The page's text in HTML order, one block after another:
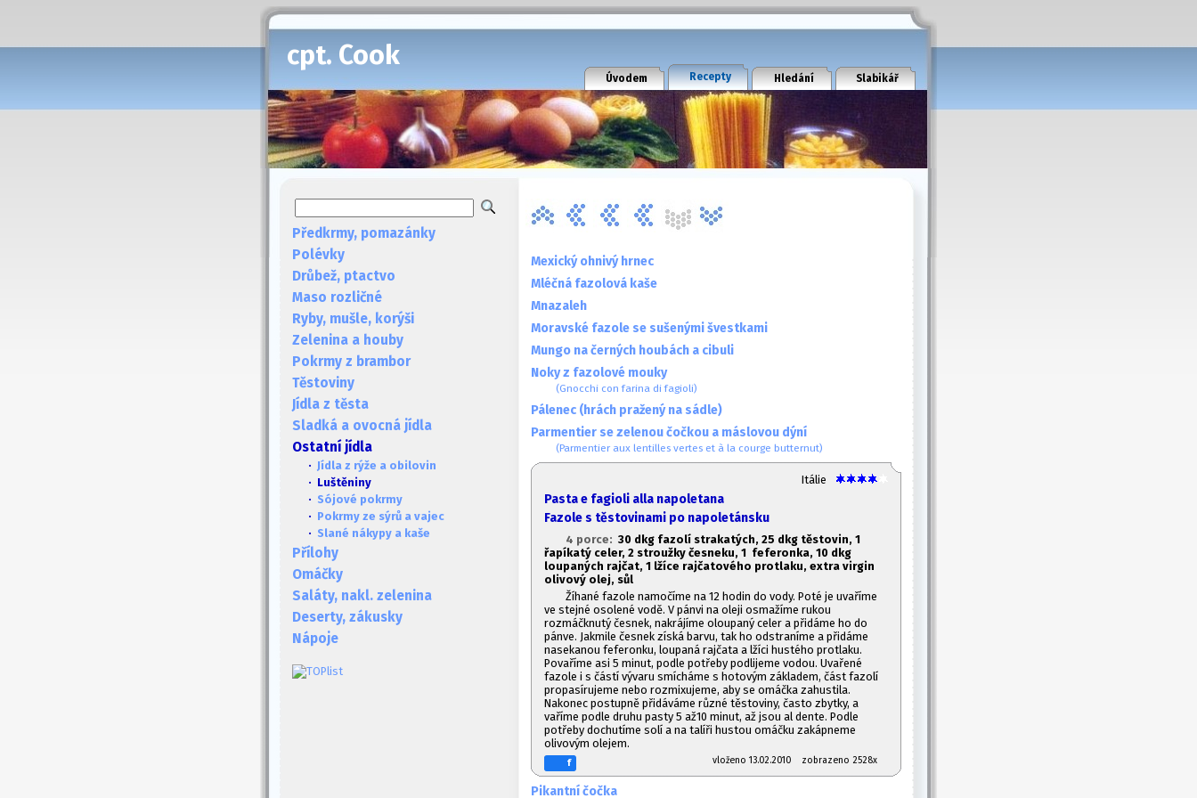
cpt. Cook
Úvodem Recepty Hledání Slabikář
Předkrmy, pomazánky
Polévky
Drůbež, ptactvo
Maso rozličné
Ryby, mušle, korýši
Zelenina a houby
Pokrmy z brambor
Těstoviny
Jídla z těsta
Sladká a ovocná jídla
Ostatní jídla
· Jídla z rýže a obilovin
· Luštěniny
· Sójové pokrmy
· Pokrmy ze sýrů a vajec
· Slané nákypy a kaše
Přílohy
Omáčky
Saláty, nakl. zelenina
Deserty, zákusky
Nápoje
Mexický ohnivý hrnec
Mléčná fazolová kaše
Mnazaleh
Moravské fazole se sušenými švestkami
Mungo na černých houbách a cibuli
Noky z fazolové mouky
(Gnocchi con farina di fagioli)
Pálenec (hrách pražený na sádle)
Parmentier se zelenou čočkou a máslovou dýní
(Parmentier aux lentilles vertes et à la courge butternut)
Itálie
Pasta e fagioli alla napoletana
Fazole s těstovinami po napoletánsku
4 porce: 30 dkg fazolí strakatých, 25 dkg těstovin, 1
řapíkatý celer, 2 stroužky česneku, 1 feferonka, 10 dkg
loupaných rajčat, 1 lžíce rajčatového protlaku, extra virgin
olivový olej, sůl
Žíhané fazole namočíme na 12 hodin do vody. Poté je uvaříme
ve stejné osolené vodě. V pánvi na oleji osmažíme rukou
rozmáčknutý česnek, nakrájíme oloupaný celer a přidáme ho do
pánve. Jakmile česnek získá barvu, tak ho odstraníme a přidáme
nasekanou feferonku, loupaná rajčata a lžíci hustého protlaku.
Povaříme asi 5 minut, podle potřeby podlijeme vodou. Uvařené
fazole i s částí vývaru smícháme s hotovým základem, část fazolí
propasírujeme nebo rozmixujeme, aby se omáčka zahustila.
Nakonec postupně přidáváme různé těstoviny, často zbytky, a
vaříme podle druhu pasty 5 až10 minut, až jsou al dente. Podle
potřeby dochutíme solí a na talíři hustou omáčku zakápneme
olivovým olejem.
f vloženo 13.02.2010 zobrazeno 2528x
Pikantní čočka